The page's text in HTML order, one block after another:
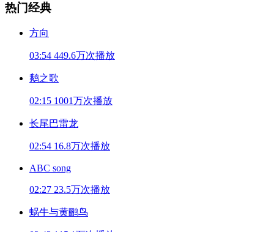
热门经典
方向
03:54 449.6万次播放
鹅之歌
02:15 1001万次播放
长尾巴雷龙
02:54 16.8万次播放
ABC song
02:27 23.5万次播放
蜗牛与黄鹂鸟